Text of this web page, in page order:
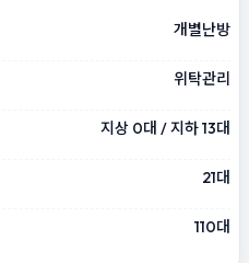
개별난방
위탁관리
지상 0대 / 지하 13대
21대
110대